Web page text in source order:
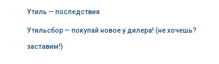
Утиль — последствия
Утильсбор — покупай новое у дилера! (не хочешь?
заставим!)